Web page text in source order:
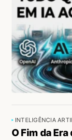
INTELIGÊNCIA
O Fim da